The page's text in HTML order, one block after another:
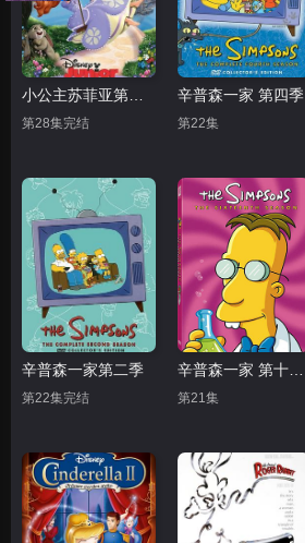
第28集完结
辛普森一家 第四季
第22集
辛普森一家第二季
第22集完结
辛普森一家 第十六季
第21集